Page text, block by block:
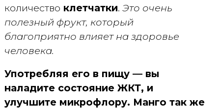
количество клетчатки. Это очень
полезный фрукт, который
благоприятно влияет на здоровье
человека.
Употребляя его в пищу — вы
наладите состояние ЖКТ, и
улучшите микрофлору. Манго так же